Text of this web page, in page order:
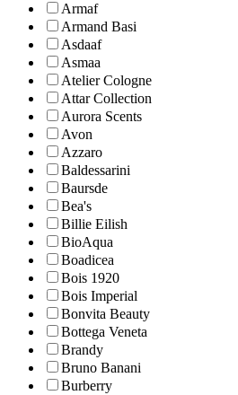
Armaf
Armand Basi
Asdaaf
Asmaa
Atelier Cologne
Attar Collection
Aurora Scents
Avon
Azzaro
Baldessarini
Baursde
Bea's
Billie Eilish
BioAqua
Boadicea
Bois 1920
Bois Imperial
Bonvita Beauty
Bottega Veneta
Brandy
Bruno Banani
Burberry